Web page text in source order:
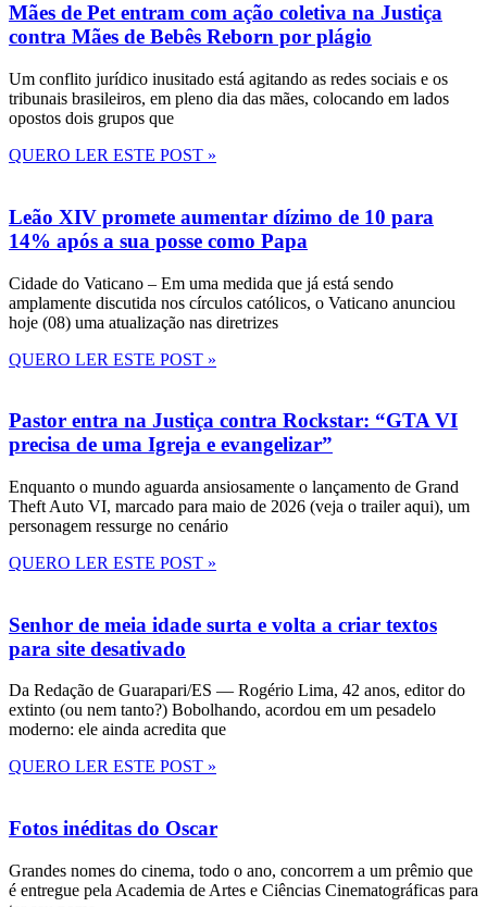
Mães de Pet entram com ação coletiva na Justiça
contra Mães de Bebês Reborn por plágio
Um conflito jurídico inusitado está agitando as redes sociais e os
tribunais brasileiros, em pleno dia das mães, colocando em lados
opostos dois grupos que
QUERO LER ESTE POST »
Leão XIV promete aumentar dízimo de 10 para
14% após a sua posse como Papa
Cidade do Vaticano – Em uma medida que já está sendo
amplamente discutida nos círculos católicos, o Vaticano anunciou
hoje (08) uma atualização nas diretrizes
QUERO LER ESTE POST »
Pastor entra na Justiça contra Rockstar: “GTA VI
precisa de uma Igreja e evangelizar”
Enquanto o mundo aguarda ansiosamente o lançamento de Grand
Theft Auto VI, marcado para maio de 2026 (veja o trailer aqui), um
personagem ressurge no cenário
QUERO LER ESTE POST »
Senhor de meia idade surta e volta a criar textos
para site desativado
Da Redação de Guarapari/ES — Rogério Lima, 42 anos, editor do
extinto (ou nem tanto?) Bobolhando, acordou em um pesadelo
moderno: ele ainda acredita que
QUERO LER ESTE POST »
Fotos inéditas do Oscar
Grandes nomes do cinema, todo o ano, concorrem a um prêmio que
é entregue pela Academia de Artes e Ciências Cinematográficas para